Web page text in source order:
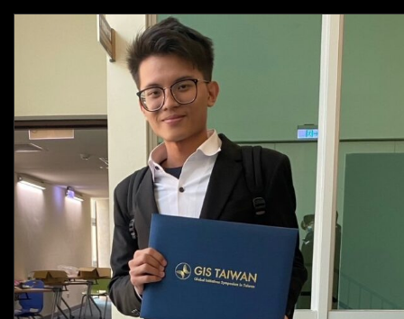
彈
筆
記
法」
的
復